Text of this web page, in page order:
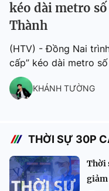
kéo dài metro số
Thành
(HTV) - Đồng Nai
cấp” kéo dài metro
KHÁNH TƯỜNG
THỜI SỰ 30P
Thời
giảm